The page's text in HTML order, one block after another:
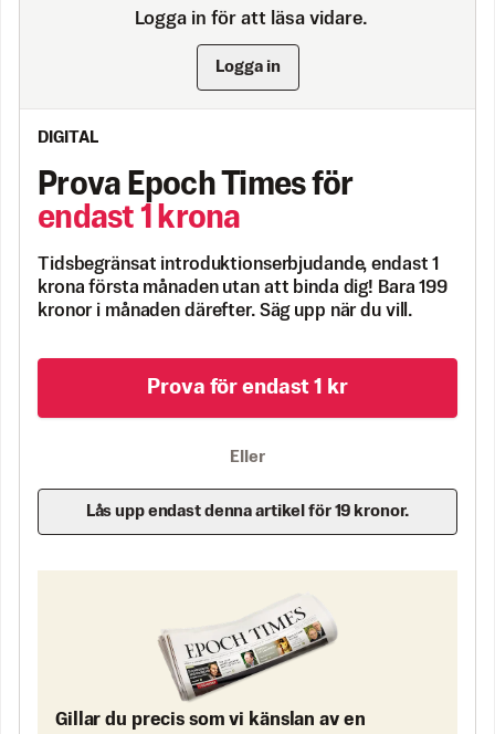
Logga in för att läsa vidare.
Logga in
DIGITAL
Prova Epoch Times för
endast 1 krona
Tidsbegränsat introduktionserbjudande, endast 1
krona första månaden utan att binda dig! Bara 199
kronor i månaden därefter. Säg upp när du vill.
Prova för endast 1 kr
Eller
Lås upp endast denna artikel för 19 kronor.
Gillar du precis som vi känslan av en